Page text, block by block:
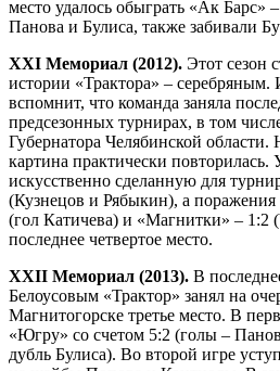
место удалось обыграть «Ак Барс»
Панова и Булиса, также забивали
XXI Мемориал (2012). Этот сезон
истории «Трактора» – серебряным.
вспомнит, что команда заняла
предсезонных турнирах, в том
Губернатора Челябинской
картина практически повторилась.
искусственно сделанную для
(Кузнецов и Рябыкин), а
(гол Катичева) и «Магнитки» – 1:2
последнее четвертое место.
XXII Мемориал (2013). В
Белоусовым «Трактор» занял на
Магнитогорске третье место. В
«Югру» со счетом 5:2 (голы –
дубль Булиса). Во второй игре